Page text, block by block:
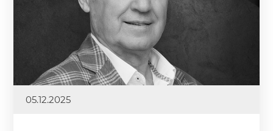
05.12.2025